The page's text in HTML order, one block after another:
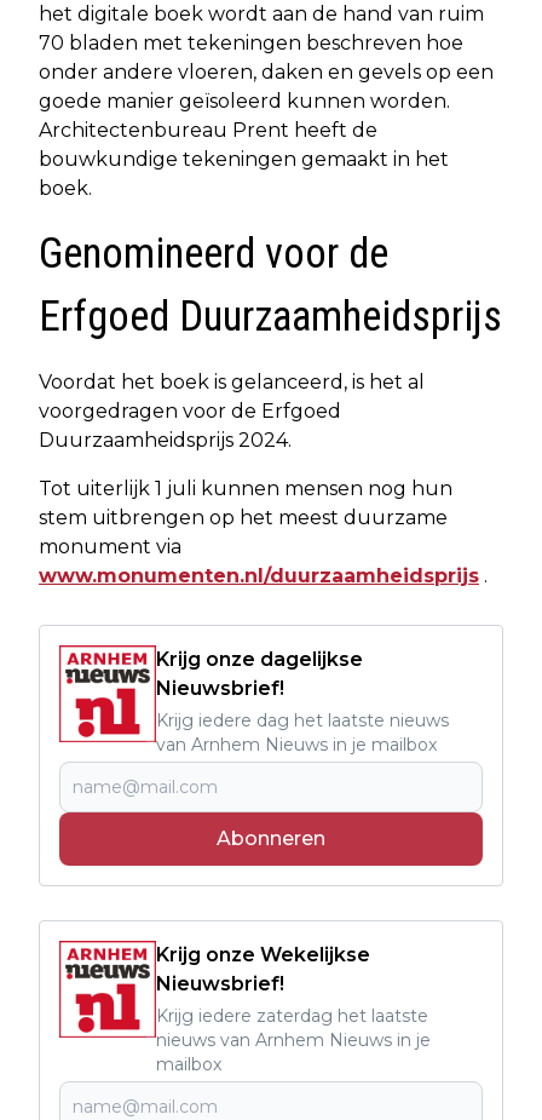
het digitale boek wordt aan de hand van ruim
70 bladen met tekeningen beschreven hoe
onder andere vloeren, daken en gevels op een
goede manier geïsoleerd kunnen worden.
Architectenbureau Prent heeft de
bouwkundige tekeningen gemaakt in het
boek.
Genomineerd voor de
Erfgoed Duurzaamheidsprijs
Voordat het boek is gelanceerd, is het al
voorgedragen voor de Erfgoed
Duurzaamheidsprijs 2024.
Tot uiterlijk 1 juli kunnen mensen nog hun
stem uitbrengen op het meest duurzame
monument via
www.monumenten.nl/duurzaamheidsprijs .
Krijg onze dagelijkse
Nieuwsbrief!
Krijg iedere dag het laatste nieuws
van Arnhem Nieuws in je mailbox
Abonneren
Krijg onze Wekelijkse
Nieuwsbrief!
Krijg iedere zaterdag het laatste
nieuws van Arnhem Nieuws in je
mailbox